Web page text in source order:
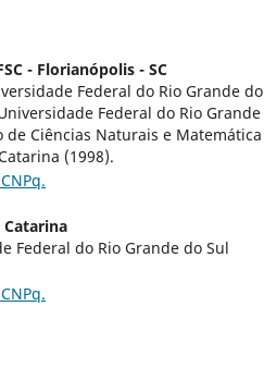
- Florianópolis - SC
Federal do Rio Grande do
Federal do Rio Grande
Ciências Naturais e Matemática
(1998).
Catarina
Federal do Rio Grande do Sul